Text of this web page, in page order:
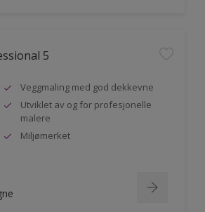
5
Veggmaling med god dekkevne
Utviklet av og for profesjonelle
malere
Miljømerket